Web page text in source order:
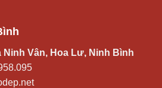
Ninh Vân, Hoa Lư, Ninh Bình